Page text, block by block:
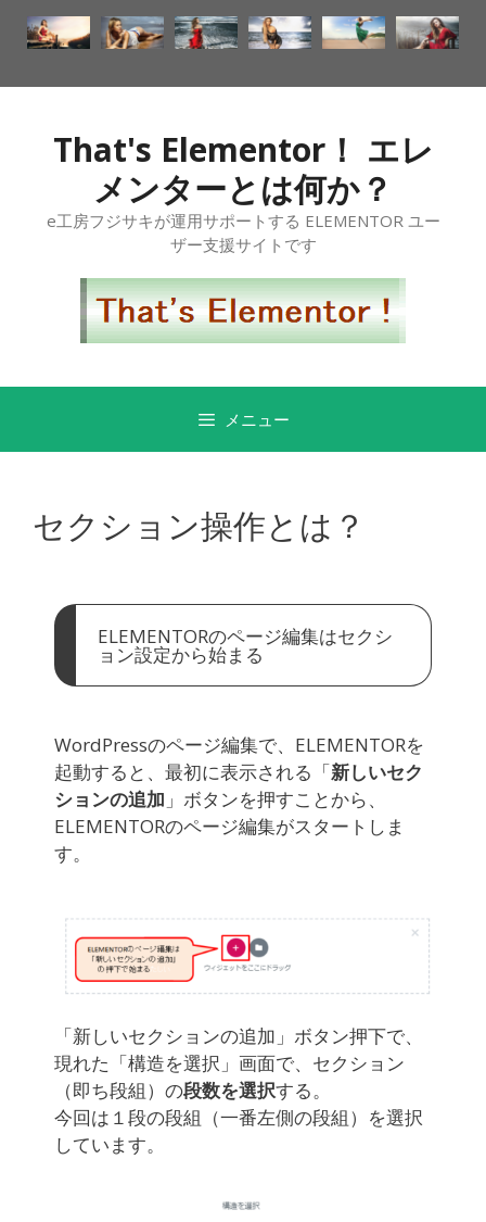
That's Elementor！ エレ
メンターとは何か？
e工房フジサキが運用サポートする ELEMENTOR ユー
ザー支援サイトです
メニュー
セクション操作とは？
ELEMENTORのページ編集はセクシ
ョン設定から始まる
WordPressのページ編集で、ELEMENTORを
起動すると、最初に表示される「新しいセク
ションの追加 」ボタンを押すことから、
ELEMENTORのページ編集がスタートしま
す。
「新しいセクションの追加」ボタン押下で、
現れた「構造を選択」画面で、セクション
（即ち段組）の段数を選択する。
今回は１段の段組（一番左側の段組）を選択
しています。